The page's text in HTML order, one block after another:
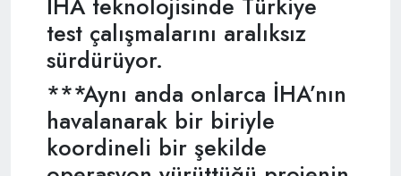
İHA teknolojisinde Türkiye
test çalışmalarını aralıksız
sürdürüyor.
***Aynı anda onlarca İHA’nın
havalanarak bir biriyle
koordineli bir şekilde